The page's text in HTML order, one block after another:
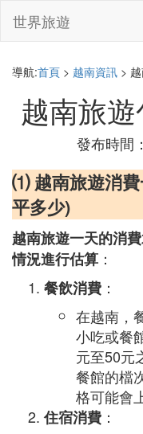
世界旅遊
導航:首頁 > 越南資訊 >
越南旅
發布時間
⑴ 越南旅遊消費
平多少)
越南旅遊一天的消
情況進行估算 ：
餐飲消費 ：
在越南，
小吃或餐
元至50元
餐館的檔
格可能會
住宿消費 ：